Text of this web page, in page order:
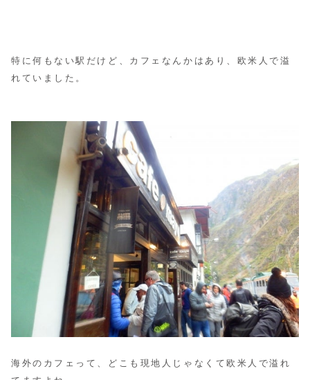
特に何もない駅だけど、カフェなんかはあり、欧米人で溢
れていました。
海外のカフェって、どこも現地人じゃなくて欧米人で溢れ